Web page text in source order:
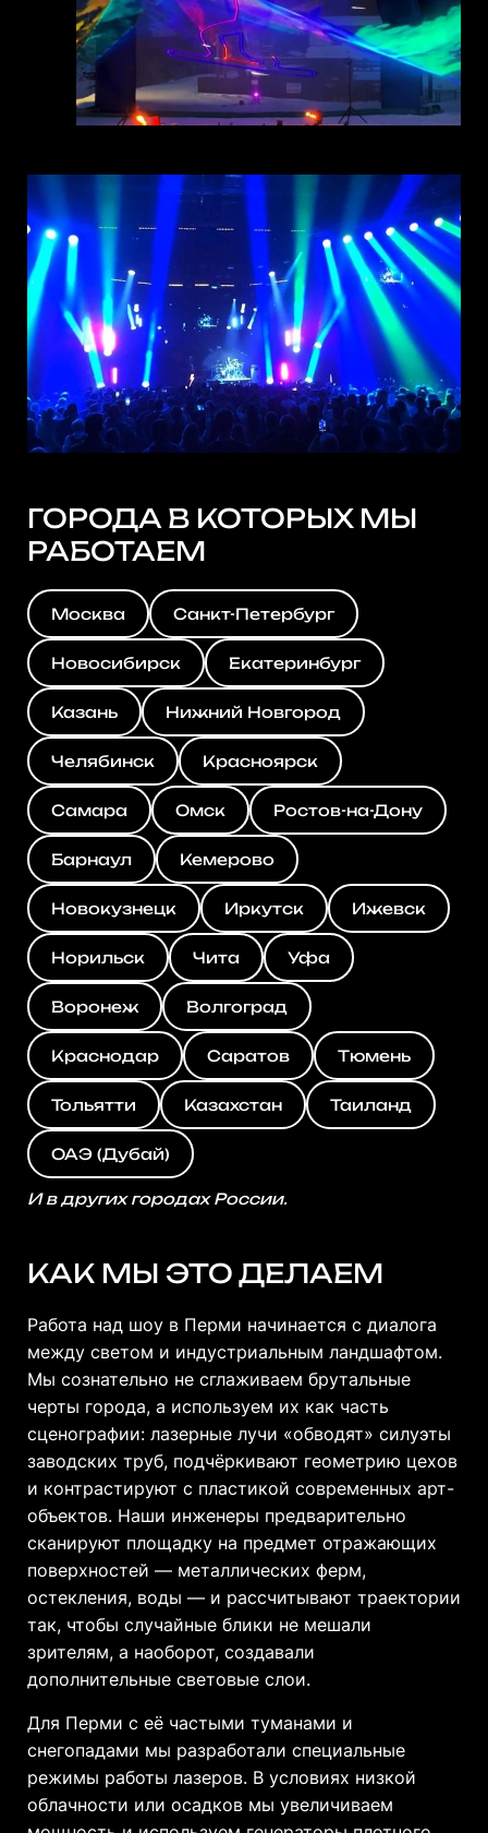
ГОРОДА В КОТОРЫХ МЫ
РАБОТАЕМ
Москва Санкт-Петербург
Новосибирск Екатеринбург
Казань Нижний Новгород
Челябинск Красноярск
Самара Омск Ростов-на-Дону
Барнаул Кемерово
Новокузнецк Иркутск Ижевск
Норильск Чита Уфа
Воронеж Волгоград
Краснодар Саратов Тюмень
Тольятти Казахстан Таиланд
ОАЭ (Дубай)
И в других городах России.
КАК МЫ ЭТО ДЕЛАЕМ
Работа над шоу в Перми начинается с диалога
между светом и индустриальным ландшафтом.
Мы сознательно не сглаживаем брутальные
черты города, а используем их как часть
сценографии: лазерные лучи «обводят» силуэты
заводских труб, подчёркивают геометрию цехов
и контрастируют с пластикой современных арт-
объектов. Наши инженеры предварительно
сканируют площадку на предмет отражающих
поверхностей — металлических ферм,
остекления, воды — и рассчитывают траектории
так, чтобы случайные блики не мешали
зрителям, а наоборот, создавали
дополнительные световые слои.
Для Перми с её частыми туманами и
снегопадами мы разработали специальные
режимы работы лазеров. В условиях низкой
облачности или осадков мы увеличиваем